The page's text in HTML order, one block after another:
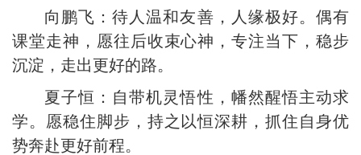
向鹏飞：待人温和友善，人缘极好。偶有
课堂走神，愿往后收束心神，专注当下，稳步
沉淀，走出更好的路。
夏子恒：自带机灵悟性，幡然醒悟主动求
学。愿稳住脚步，持之以恒深耕，抓住自身优
势奔赴更好前程。